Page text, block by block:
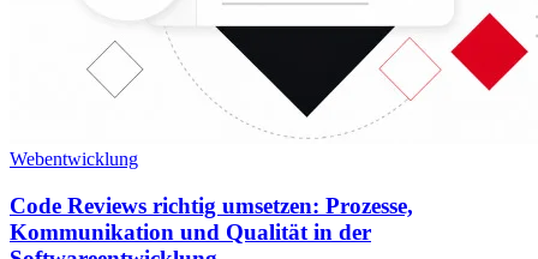
Webentwicklung
Code Reviews richtig umsetzen: Prozesse,
Kommunikation und Qualität in der